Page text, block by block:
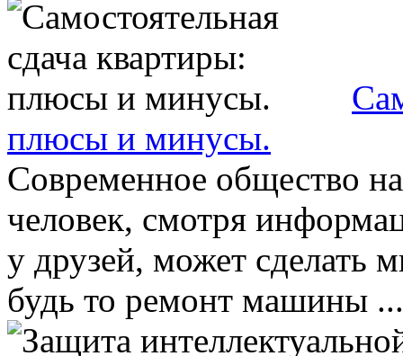
плюсы и минусы.
Современное общество
человек, смотря
у друзей, может сделать
будь то ремонт машины ...